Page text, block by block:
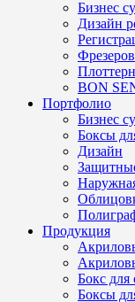
Бизнес
Дизайн
BON
Портфолио
Бизнес
Боксы
Дизайн
Продукция
Бокс для
Боксы